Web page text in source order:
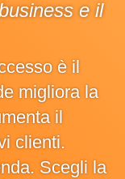
e il
è il
migliora la
il
clienti.
Scegli la